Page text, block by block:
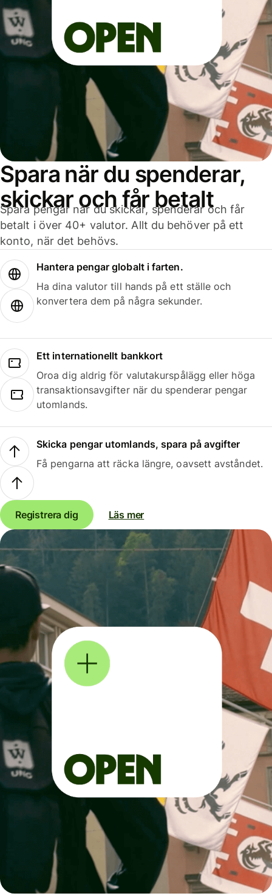
Spara när du spenderar,
skickar och får betalt
Spara pengar när du skickar, spenderar och får
betalt i över 40+ valutor. Allt du behöver på ett
konto, när det behövs.
Hantera pengar globalt i farten.
Ha dina valutor till hands på ett ställe och
konvertera dem på några sekunder.
Ett internationellt bankkort
Oroa dig aldrig för valutakurspålägg eller höga
transaktionsavgifter när du spenderar pengar
utomlands.
Skicka pengar utomlands, spara på avgifter
Få pengarna att räcka längre, oavsett avståndet.
Registrera dig Läs mer